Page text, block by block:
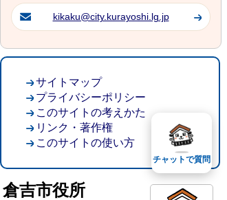
kikaku@city.kurayoshi.lg.jp
サイトマップ
プライバシーポリシー
このサイトの考えかた
リンク・著作権
このサイトの使い方
倉吉市役所
チャットで質問